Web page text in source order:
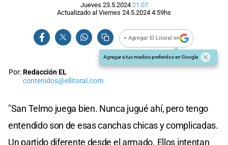
Jueves 23.5.2024 21:07
Actualizado al Viernes 24.5.2024 4:59hs
+ Agregar El Litoral en
Agregar a tus medios preferidos en Google
Por:Redacción EL
contenidos@ellitoral.com
"San Telmo juega bien. Nunca jugué ahí, pero tengo
entendido son de esas canchas chicas y complicadas.
Un partido diferente desde el armado. Ellos intentan